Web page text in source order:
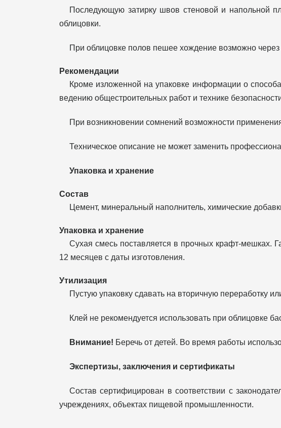
Последующую затирку швов стеновой и напольной
облицовки.
При облицовке полов пешее хождение возможно через
Рекомендации
Кроме изложенной на упаковке информации о
ведению общестроительных работ и технике
При возникновении сомнений возможности
Техническое описание не может заменить
Упаковка и хранение
Состав
Цемент, минеральный наполнитель, химические
Упаковка и хранение
Сухая смесь поставляется в прочных крафт-мешках.
12 месяцев с даты изготовления.
Утилизация
Пустую упаковку сдавать на вторичную переработку
Клей не рекомендуется использовать при облицовке
Внимание! Беречь от детей. Во время работы
Экспертизы, заключения и сертификаты
Состав сертифицирован в соответствии с
учреждениях, объектах пищевой промышленности.